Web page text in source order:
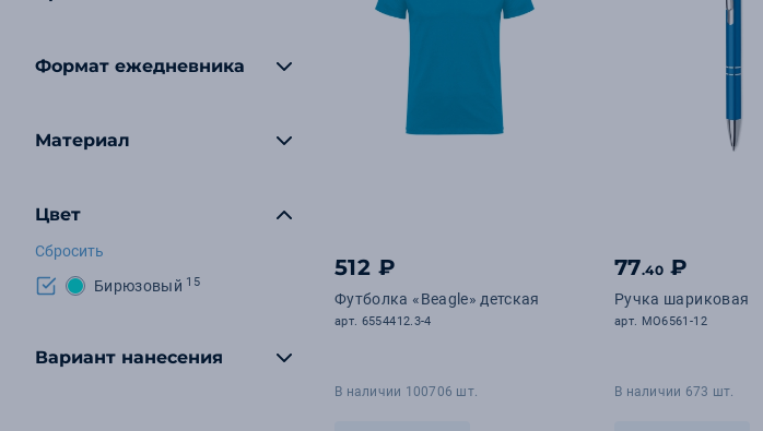
Формат ежедневника
Материал
Цвет
Сбросить
Бирюзовый 15
Вариант нанесения
512 ₽
Футболка «Beagle» детская
арт. 6554412.3-4
В наличии 100706 шт.
77.40 ₽
Ручка шариковая
арт. MO6561-12
В наличии 673 шт.